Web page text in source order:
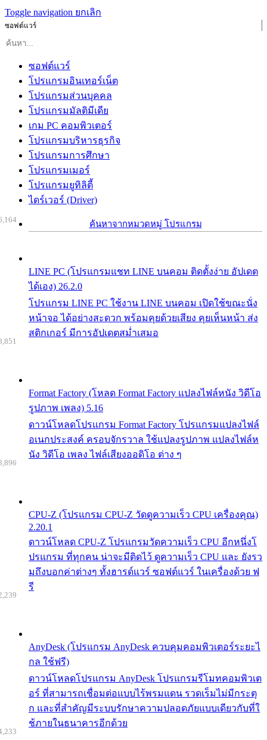
Toggle navigation ยกเลิก
ซอฟต์แวร์
ซอฟต์แวร์
โปรแกรมอินเทอร์เน็ต
โปรแกรมส่วนบุคคล
โปรแกรมมัลติมีเดีย
เกม PC คอมพิวเตอร์
โปรแกรมบริหารธุรกิจ
โปรแกรมการศึกษา
โปรแกรมเมอร์
โปรแกรมยูทิลิตี้
ไดร์เวอร์ (Driver)
ค้นหาจากหมวดหมู่ โปรแกรม
LINE PC (โปรแกรมแชท LINE บนคอม ติดตั้งง่าย อัปเดต
ได้เอง) 26.2.0
โปรแกรม LINE PC ใช้งาน LINE บนคอม เปิดใช้ขณะนั่ง
หน้าจอ ได้อย่างสะดวก พร้อมคุยด้วยเสียง คุยเห็นหน้า ส่ง
สติกเกอร์ มีการอัปเดตสม่ำเสมอ
Format Factory (โหลด Format Factory แปลงไฟล์หนัง วิดีโอ
รูปภาพ เพลง) 5.16
ดาวน์โหลดโปรแกรม Format Factory โปรแกรมแปลงไฟล์
อเนกประสงค์ ครอบจักรวาล ใช้แปลงรูปภาพ แปลงไฟล์ห
นัง วิดีโอ เพลง ไฟล์เสียงออดิโอ ต่าง ๆ
CPU-Z (โปรแกรม CPU-Z วัดดูความเร็ว CPU เครื่องคุณ)
2.20.1
ดาวน์โหลด CPU-Z โปรแกรมวัดความเร็ว CPU อีกหนึ่งโ
ปรแกรม ที่ทุกคน น่าจะมีติดไว้ ดูความเร็ว CPU และ ยังรว
มถึงบอกค่าต่างๆ ทั้งฮารด์แวร์ ซอฟต์แวร์ ในเครื่องด้วย ฟ
รี
AnyDesk (โปรแกรม AnyDesk ควบคุมคอมพิวเตอร์ระยะไ
กล ใช้ฟรี)
ดาวน์โหลดโปรแกรม AnyDesk โปรแกรมรีโมทคอมพิวเต
อร์ ที่สามารถเชื่อมต่อแบบไร้พรมแดน รวดเร็มไม่มีกระตุ
ก และที่สำคัญมีระบบรักษาความปลอดภัยแบบเดียวกับที่ใ
ช้ภายในธนาคารอีกด้วย